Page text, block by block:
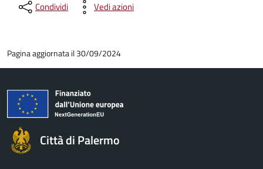
Condividi Vedi azioni
Pagina aggiornata il 30/09/2024
Città di Palermo